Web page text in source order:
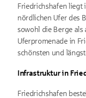
Friedrichshafen liegt
nördlichen Ufer des
sowohl die Berge als
Uferpromenade in
schönsten und
Infrastruktur in
Friedrichshafen